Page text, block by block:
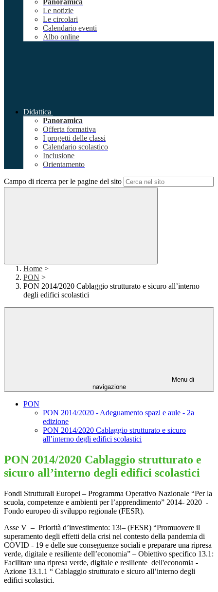
Panoramica
Le notizie
Le circolari
Calendario eventi
Albo online
Didattica
Panoramica
Offerta formativa
I progetti delle classi
Calendario scolastico
Inclusione
Orientamento
Campo di ricerca per le pagine del sito
Home >
PON >
PON 2014/2020 Cablaggio strutturato e sicuro all’interno
degli edifici scolastici
Menu di
navigazione
PON
PON 2014/2020 - Adeguamento spazi e aule - 2a
edizione
PON 2014/2020 Cablaggio strutturato e sicuro
all’interno degli edifici scolastici
PON 2014/2020 Cablaggio strutturato e
sicuro all’interno degli edifici scolastici
Fondi Strutturali Europei – Programma Operativo Nazionale “Per la
scuola, competenze e ambienti per l’apprendimento” 2014- 2020 -
Fondo europeo di sviluppo regionale (FESR).
Asse V – Priorità d’investimento: 13i– (FESR) “Promuovere il
superamento degli effetti della crisi nel contesto della pandemia di
COVID - 19 e delle sue conseguenze sociali e preparare una ripresa
verde, digitale e resiliente dell’economia” – Obiettivo specifico 13.1:
Facilitare una ripresa verde, digitale e resiliente dell'economia -
Azione 13.1.1 “ Cablaggio strutturato e sicuro all’interno degli
edifici scolastici.